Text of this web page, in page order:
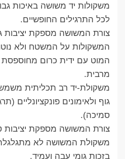
משקולות יד משושה באיכות
לכל התרגילים החופשיים.
צורת המשושה מספקת יציבות
המשקולות על המשטח ולא
המוט עם ידית כרום מחוספסת
מרבית.
משקולת-יד רב תכליתית
גוף ולאימונים פונקציונליים
סמיכה).
צורת המשושה מספקת יציבות
משקולת המשושה לא
בזכות גומי עבה ועמיד.